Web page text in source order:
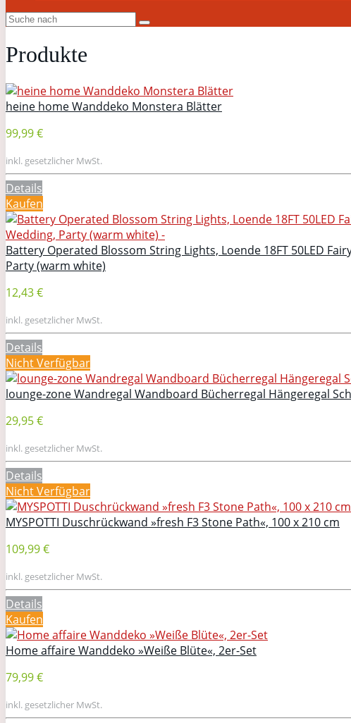
Produkte
heine home Wanddeko Monstera Blätter
99,99 €
inkl. gesetzlicher MwSt.
Details
Kaufen
Battery Operated Blossom String Lights, Loende 18FT 50LED
Party (warm white)
12,43 €
inkl. gesetzlicher MwSt.
Details
Nicht Verfügbar
lounge-zone Wandregal Wandboard Bücherregal Hängeregal
29,95 €
inkl. gesetzlicher MwSt.
Details
Nicht Verfügbar
MYSPOTTI Duschrückwand »fresh F3 Stone Path«, 100 x 210 cm
109,99 €
inkl. gesetzlicher MwSt.
Details
Kaufen
Home affaire Wanddeko »Weiße Blüte«, 2er-Set
79,99 €
inkl. gesetzlicher MwSt.